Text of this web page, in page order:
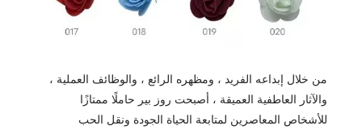
من خلال إبداعه الفريد ، ومظهره الرائع ، والوظائف العملية ،
والآثار العاطفية العميقة ، أصبحت روز بير حاملًا ممتازًا
للأشخاص المعاصرين لمتابعة الحياة الجودة ونقل الحب